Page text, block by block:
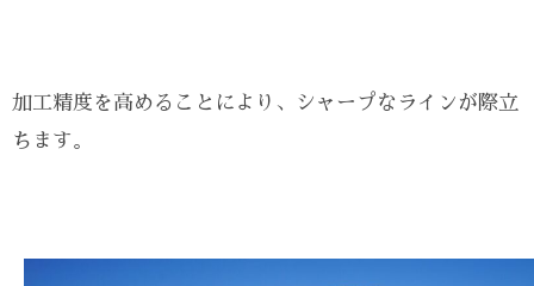
加工精度を高めることにより、シャープなラインが際立
ちます。